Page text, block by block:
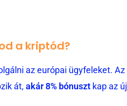
a kriptód?
az európai ügyfeleket. Az
át, akár 8% bónuszt kap az új